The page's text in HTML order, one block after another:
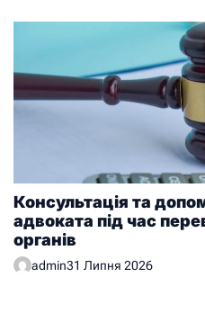
Консультація та
адвоката під час
органів
admin31 Липня 2026